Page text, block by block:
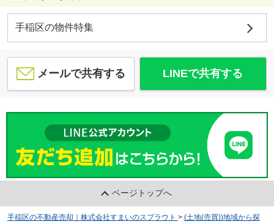
手稲区の物件特集
メールで共有する LINEで共有する
ページトップへ
手稲区の不動産売却｜株式会社すまいのスプラウト > (土地(売買))地域から探